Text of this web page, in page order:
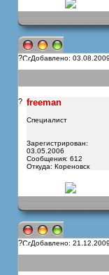
? Добавлено:
? freeman
Специалист
Зарегистрирован:
03.05.2006
Сообщения: 612
Откуда: Кореновск
? Добавлено: